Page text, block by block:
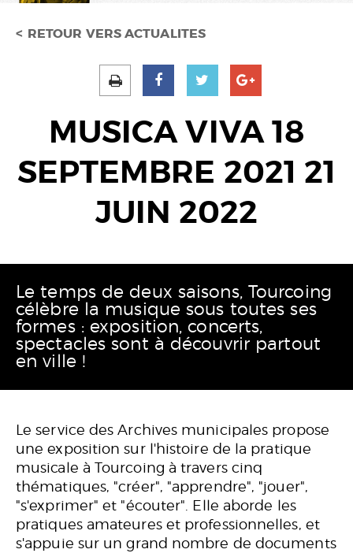
RETOUR VERS ACTUALITES
MUSICA VIVA 18
SEPTEMBRE 2021 21
JUIN 2022
Le temps de deux saisons, Tourcoing
célèbre la musique sous toutes ses
formes : exposition, concerts,
spectacles sont à découvrir partout
en ville !
Le service des Archives municipales propose
une exposition sur l'histoire de la pratique
musicale à Tourcoing à travers cinq
thématiques, "créer", "apprendre", "jouer",
"s'exprimer" et "écouter". Elle aborde les
pratiques amateures et professionnelles, et
s'appuie sur un grand nombre de documents